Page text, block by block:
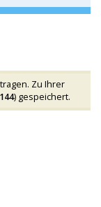
Zu Ihrer
) gespeichert.